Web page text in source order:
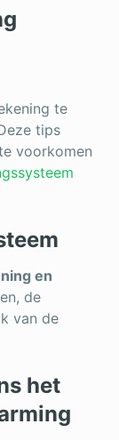
te
tips
voorkomen
en
de
van de
het